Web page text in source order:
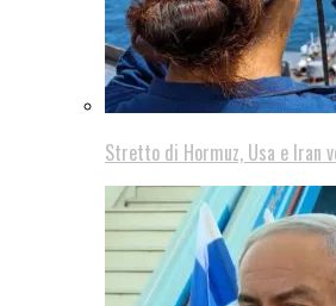
Stretto di Hormuz, Usa e Iran